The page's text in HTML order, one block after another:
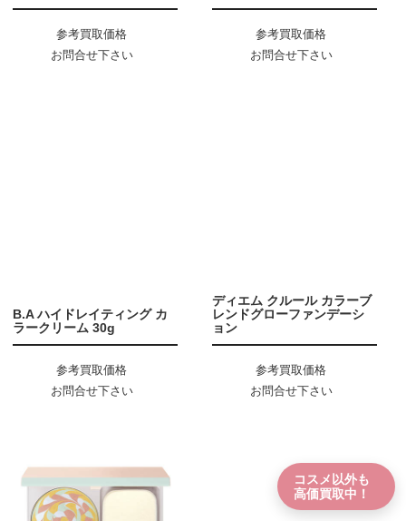
参考買取価格
お問合せ下さい
参考買取価格
お問合せ下さい
B.A ハイドレイティング カ
ラークリーム 30g
参考買取価格
お問合せ下さい
ディエム クルール カラーブ
レンドグローファンデーシ
ョン
参考買取価格
お問合せ下さい
コスメ以外も
高価買取中！